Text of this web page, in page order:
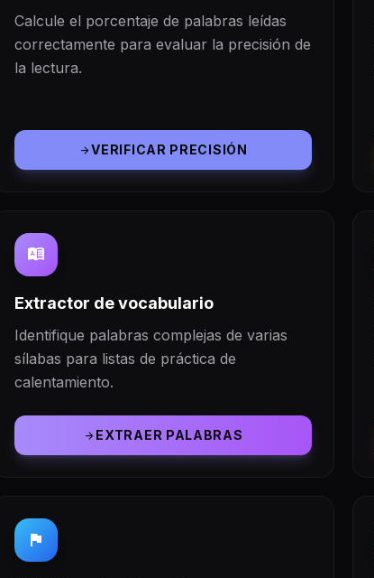
Calcule el porcentaje de palabras leídas
correctamente para evaluar la precisión de
la lectura.
arrow_forwardVERIFICAR PRECISIÓN
dictionary
Extractor de vocabulario
Identifique palabras complejas de varias
sílabas para listas de práctica de
calentamiento.
arrow_forwardEXTRAER PALABRAS
flag